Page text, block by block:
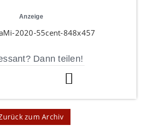
Anzeige
Dann teilen!
zum Archiv